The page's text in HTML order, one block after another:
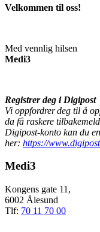
Velkommen til oss!
Med vennlig hilsen
Medi3
Registrer deg i Digipost
Vi oppfordrer deg til å
da få raskere
Digipost-konto kan du
her: https://
Medi3
Kongens gate 11,
6002 Ålesund
Tlf: 70 11 70 00